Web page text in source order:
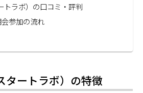
ラボ）の口コミ・評判
参加の流れ
ートラボ）の特徴